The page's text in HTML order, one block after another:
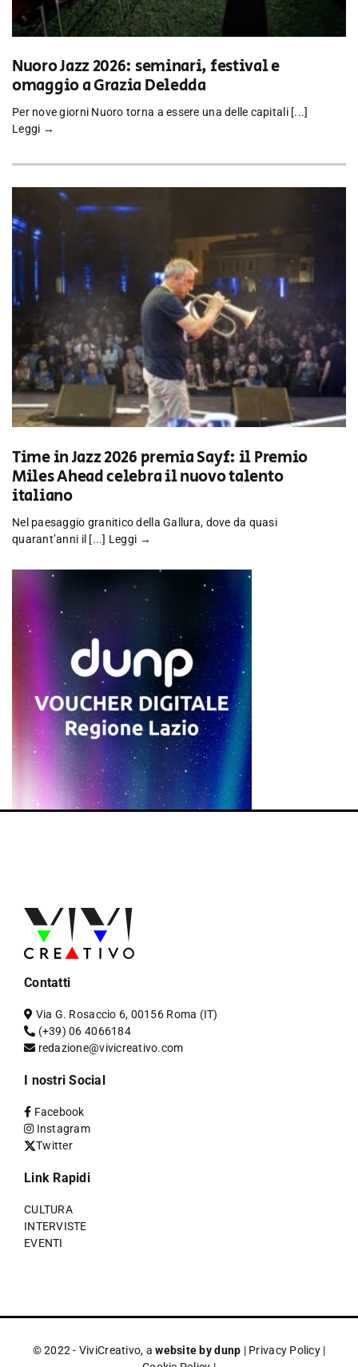
Nuoro Jazz 2026: seminari, festival e
omaggio a Grazia Deledda
Per nove giorni Nuoro torna a essere una delle capitali [...]
Leggi →
Time in Jazz 2026 premia Sayf: il Premio
Miles Ahead celebra il nuovo talento
italiano
Nel paesaggio granitico della Gallura, dove da quasi
quarant’anni il [...] Leggi →
Contatti
Via G. Rosaccio 6, 00156 Roma (IT)
(+39) 06 4066184
redazione@vivicreativo.com
I nostri Social
Facebook
Instagram
Twitter
Link Rapidi
CULTURA
INTERVISTE
EVENTI
© 2022 - ViviCreativo, awebsite by dunp | Privacy Policy|